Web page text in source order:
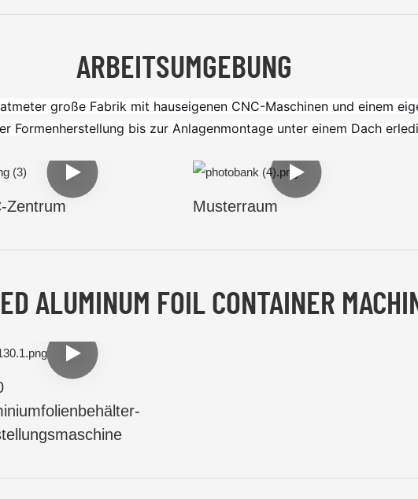
ARBEITSUMGEBUNG
große Fabrik mit hauseigenen CNC-Maschinen und einem
Formenherstellung bis zur Anlagenmontage unter einem Dach
Zentrum Musterraum
ALUMINUM FOIL CONTAINER